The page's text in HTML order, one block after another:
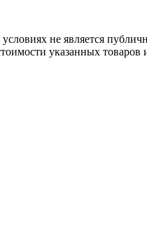
не является
указанных товаров